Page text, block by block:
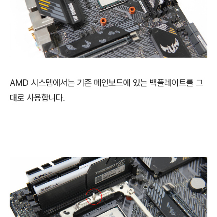
AMD 시스템에서는 기존 메인보드에 있는 백플레이트를 그
대로 사용합니다.